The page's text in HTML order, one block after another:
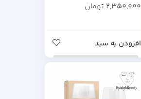
2,350,000 تومان
افزودن به سبد